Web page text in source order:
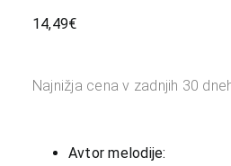
14,49€
Najnižja cena v zadnjih 30
Avtor melodije: